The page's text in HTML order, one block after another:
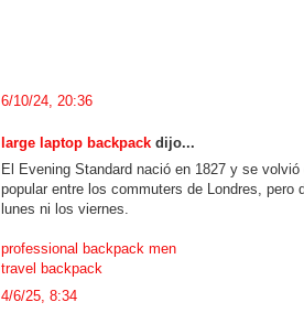
6/10/24, 20:36
large laptop backpack dijo...
El Evening Standard nació en 1827 y se
popular entre los commuters de Londres,
lunes ni los viernes.
professional backpack men
travel backpack
4/6/25, 8:34